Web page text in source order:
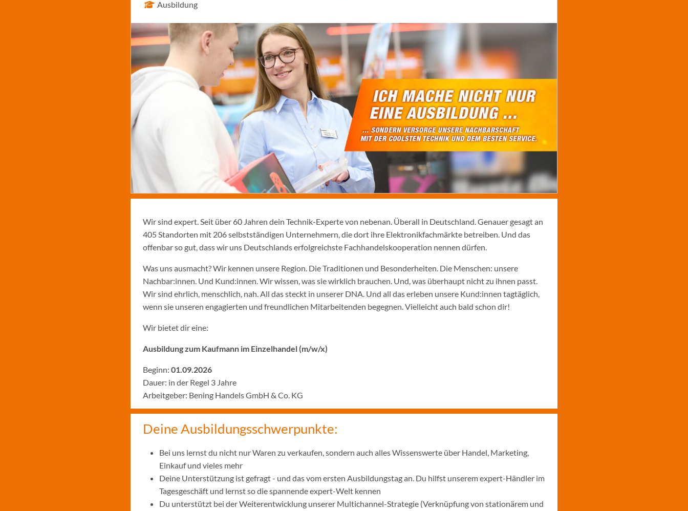
Ausbildung
Wir sind expert. Seit über 60 Jahren dein Technik-Experte von nebenan. Überall in Deutschland. Genauer gesagt an
405 Standorten mit 206 selbstständigen Unternehmern, die dort ihre Elektronikfachmärkte betreiben. Und das
offenbar so gut, dass wir uns Deutschlands erfolgreichste Fachhandelskooperation nennen dürfen.
Was uns ausmacht? Wir kennen unsere Region. Die Traditionen und Besonderheiten. Die Menschen: unsere
Nachbar:innen. Und Kund:innen. Wir wissen, was sie wirklich brauchen. Und, was überhaupt nicht zu ihnen passt.
Wir sind ehrlich, menschlich, nah. All das steckt in unserer DNA. Und all das erleben unsere Kund:innen tagtäglich,
wenn sie unseren engagierten und freundlichen Mitarbeitenden begegnen. Vielleicht auch bald schon dir!
Wir bietet dir eine:
Ausbildung zum Kaufmann im Einzelhandel (m/w/x)
Beginn: 01.09.2026
Dauer: in der Regel 3 Jahre
Arbeitgeber: Bening Handels GmbH & Co. KG
Deine Ausbildungsschwerpunkte:
Bei uns lernst du nicht nur Waren zu verkaufen, sondern auch alles Wissenswerte über Handel, Marketing,
Einkauf und vieles mehr
Deine Unterstützung ist gefragt - und das vom ersten Ausbildungstag an. Du hilfst unserem expert-Händler im
Tagesgeschäft und lernst so die spannende expert-Welt kennen
Du unterstützt bei der Weiterentwicklung unserer Multichannel-Strategie (Verknüpfung von stationärem und